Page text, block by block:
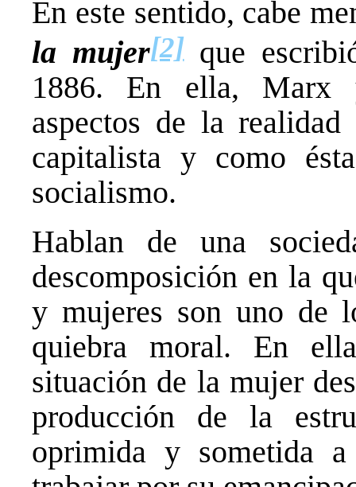
En este sentido, cabe
la mujer[2]que
1886. En ella, Marx
aspectos de la
capitalista y como
socialismo.
Hablan de una
descomposición en la
y mujeres son uno de
quiebra moral. En
situación de la mujer
producción de la
oprimida y sometida